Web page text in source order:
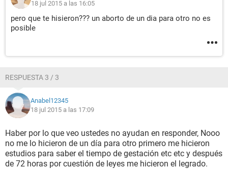
18 jul 2015 a las 16:05
pero que te hisieron??? un aborto de un dia para otro no es
posible
RESPUESTA 3 / 3
Anabel12345
18 jul 2015 a las 17:09
Haber por lo que veo ustedes no ayudan en responder, Nooo
no me lo hicieron de un día para otro primero me hicieron
estudios para saber el tiempo de gestación etc etc y después
de 72 horas por cuestión de leyes me hicieron el legrado.